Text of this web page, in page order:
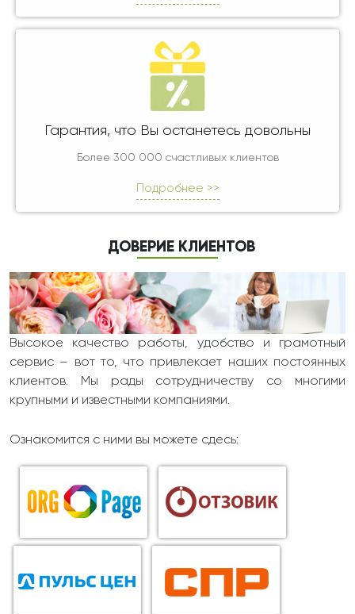
Гарантия, что Вы останетесь довольны
Более 300 000 счастливых клиентов
Подробнее >>
ДОВЕРИЕ КЛИЕНТОВ
Высокое качество работы, удобство и грамотный
сервис – вот то, что привлекает наших постоянных
клиентов. Мы рады сотрудничеству со многими
крупными и известными компаниями.
Ознакомится с ними вы можете сдесь: